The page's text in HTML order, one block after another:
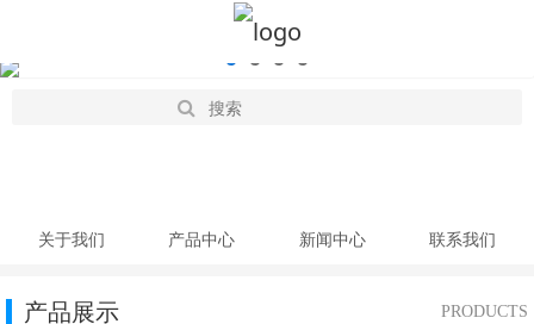
关于我们 产品中心 新闻中心 联系我们
产品展示 PRODUCTS